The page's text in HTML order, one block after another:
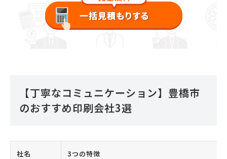
【丁寧なコミュニケーション】豊橋市
のおすすめ印刷会社3選
社名 3つの特徴